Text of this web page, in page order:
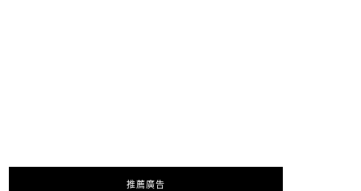
推薦廣告